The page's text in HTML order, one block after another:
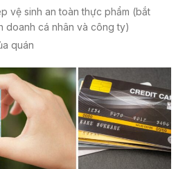
vệ sinh an toàn thực phẩm (bắt
doanh cá nhân và công ty)
quán